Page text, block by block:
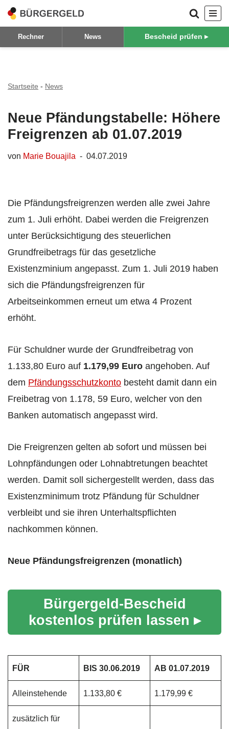
Zum
Inhalt
Rechner News Bescheid prüfen ▸
Startseite - News
Neue Pfändungstabelle: Höhere
Freigrenzen ab 01.07.2019
von Marie Bouajila 04.07.2019
Die Pfändungsfreigrenzen werden alle zwei Jahre
zum 1. Juli erhöht. Dabei werden die Freigrenzen
unter Berücksichtigung des steuerlichen
Grundfreibetrags für das gesetzliche
Existenzminium angepasst. Zum 1. Juli 2019 haben
sich die Pfändungsfreigrenzen für
Arbeitseinkommen erneut um etwa 4 Prozent
erhöht.
Für Schuldner wurde der Grundfreibetrag von
1.133,80 Euro auf 1.179,99 Euro angehoben. Auf
dem Pfändungsschutzkonto besteht damit dann ein
Freibetrag von 1.178, 59 Euro, welcher von den
Banken automatisch angepasst wird.
Die Freigrenzen gelten ab sofort und müssen bei
Lohnpfändungen oder Lohnabtretungen beachtet
werden. Damit soll sichergestellt werden, dass das
Existenzminimum trotz Pfändung für Schuldner
verbleibt und sie ihren Unterhaltspflichten
nachkommen können.
Neue Pfändungsfreigrenzen (monatlich)
Bürgergeld-Bescheid
kostenlos prüfen lassen ▸
FÜR BIS 30.06.2019 AB 01.07.2019
Alleinstehende 1.133,80 € 1.179,99 €
zusätzlich für